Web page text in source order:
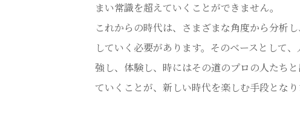
まい常識を超えていくことができません。
これからの時代は、さまざまな角度から分析
していく必要があります。そのベースとして
強し、体験し、時にはその道のプロの人たち
ていくことが、新しい時代を楽しむ手段となり